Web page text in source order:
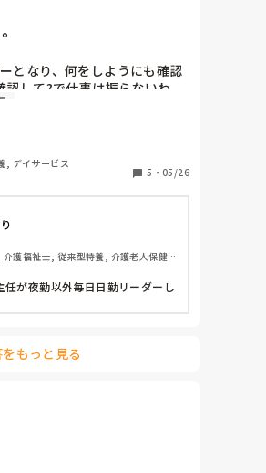
となり、何をしようにも確認
認して?で仕事は振らないわ
気がします。
中です。
申し送りに上がるくらいで、
ん。
うか?
, デイサービス
5 ・ 05/26
介護福祉士, 従来型特養, 介護老人保健
任が夜勤以外毎日日勤リーダーし
もっと見る